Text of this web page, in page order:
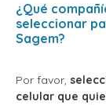
¿Qué
seleccionar
Sagem?
Por favor,
celular que